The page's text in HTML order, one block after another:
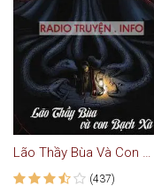
Lão Thầy Bùa Và Con Bạch Xà - Truyện Ma
(437)